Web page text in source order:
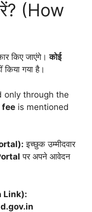
(How
किए जाएंगे।कोई
किया गया है।
only through the
fee is mentioned
इच्छुक उम्मीदवार
पर अपने आवेदन
Link):